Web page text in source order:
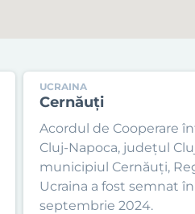
UCRAINA
Cernăuți
Acordul de Cooperare
Cluj-Napoca, județul
municipiul Cernăuți,
Ucraina a fost semnat
septembrie 2024.